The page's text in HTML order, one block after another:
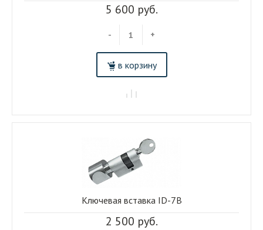
5 600 руб.
- +
в корзину
2 500 руб.
Ключевая вставка ID-7B